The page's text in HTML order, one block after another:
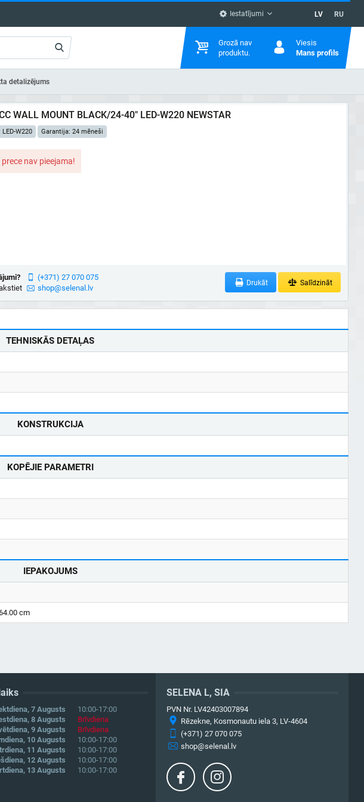
Iestatījumi LV RU
Grozā nav
produktu.
Viesis
Mans profils
detalizējums
WALL MOUNT BLACK/24-40" LED-W220 NEWSTAR
W220 Garantija: 24 mēneši
nav pieejama!
(+371) 27 070 075
shop@selenal.lv
Drukāt Salīdzināt
TEHNISKĀS DETAĻAS
KONSTRUKCIJA
KOPĒJIE PARAMETRI
IEPAKOJUMS
cm
7 Augusts
10:00-17:00
8 Augusts
Brīvdiena
9 Augusts
Brīvdiena
10 Augusts
10:00-17:00
11 Augusts
10:00-17:00
12 Augusts
10:00-17:00
13 Augusts
10:00-17:00
SELENA L, SIA
PVN Nr. LV42403007894
Rēzekne, Kosmonautu iela 3, LV-4604
(+371) 27 070 075
shop@selenal.lv